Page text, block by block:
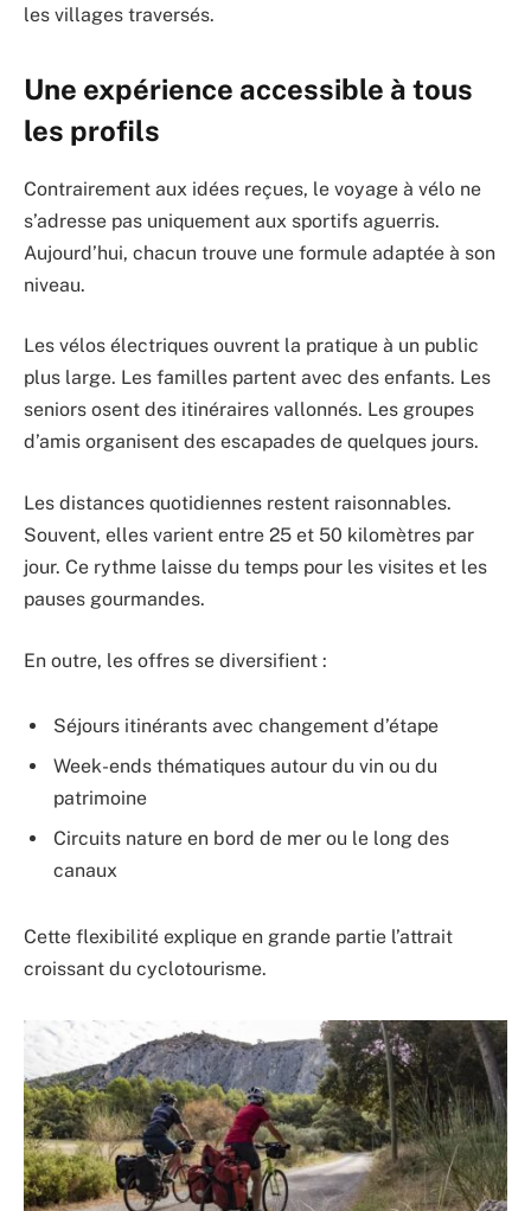
les villages traversés.
Une expérience accessible à tous
les profils
Contrairement aux idées reçues, le voyage à vélo ne
s’adresse pas uniquement aux sportifs aguerris.
Aujourd’hui, chacun trouve une formule adaptée à son
niveau.
Les vélos électriques ouvrent la pratique à un public
plus large. Les familles partent avec des enfants. Les
seniors osent des itinéraires vallonnés. Les groupes
d’amis organisent des escapades de quelques jours.
Les distances quotidiennes restent raisonnables.
Souvent, elles varient entre 25 et 50 kilomètres par
jour. Ce rythme laisse du temps pour les visites et les
pauses gourmandes.
En outre, les offres se diversifient :
Séjours itinérants avec changement d’étape
Week-ends thématiques autour du vin ou du
patrimoine
Circuits nature en bord de mer ou le long des
canaux
Cette flexibilité explique en grande partie l’attrait
croissant du cyclotourisme.